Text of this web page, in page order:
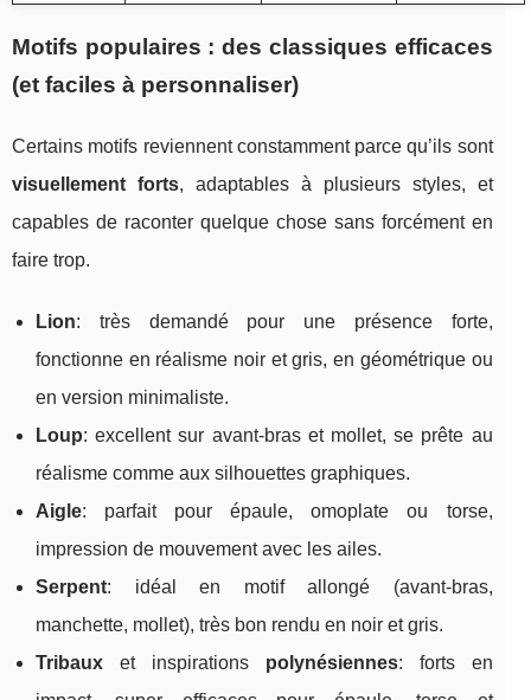
Motifs populaires : des classiques efficaces
(et faciles à personnaliser)
Certains motifs reviennent constamment parce qu’ils sont
visuellement forts, adaptables à plusieurs styles, et
capables de raconter quelque chose sans forcément en
faire trop.
Lion: très demandé pour une présence forte,
fonctionne en réalisme noir et gris, en géométrique ou
en version minimaliste.
Loup: excellent sur avant-bras et mollet, se prête au
réalisme comme aux silhouettes graphiques.
Aigle: parfait pour épaule, omoplate ou torse,
impression de mouvement avec les ailes.
Serpent: idéal en motif allongé (avant-bras,
manchette, mollet), très bon rendu en noir et gris.
Tribaux et inspirations polynésiennes: forts en